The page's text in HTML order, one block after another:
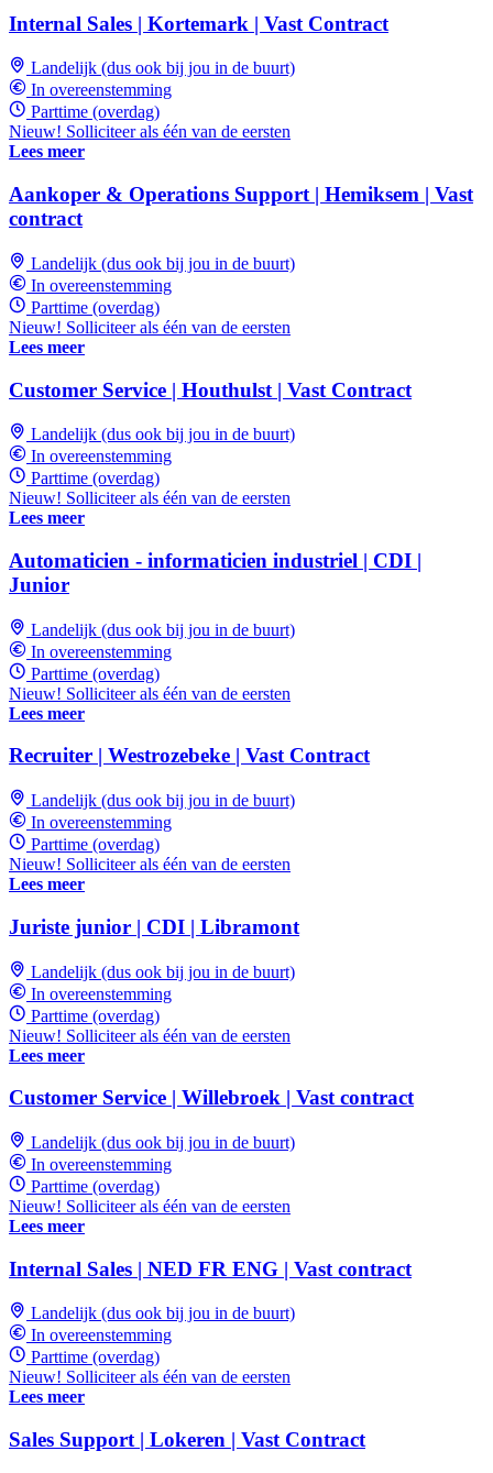
Internal Sales | Kortemark | Vast Contract
Landelijk (dus ook bij jou in de buurt)
In overeenstemming
Parttime (overdag)
Nieuw! Solliciteer als één van de eersten
Lees meer
Aankoper & Operations Support | Hemiksem | Vast
contract
Landelijk (dus ook bij jou in de buurt)
In overeenstemming
Parttime (overdag)
Nieuw! Solliciteer als één van de eersten
Lees meer
Customer Service | Houthulst | Vast Contract
Landelijk (dus ook bij jou in de buurt)
In overeenstemming
Parttime (overdag)
Nieuw! Solliciteer als één van de eersten
Lees meer
Automaticien - informaticien industriel | CDI |
Junior
Landelijk (dus ook bij jou in de buurt)
In overeenstemming
Parttime (overdag)
Nieuw! Solliciteer als één van de eersten
Lees meer
Recruiter | Westrozebeke | Vast Contract
Landelijk (dus ook bij jou in de buurt)
In overeenstemming
Parttime (overdag)
Nieuw! Solliciteer als één van de eersten
Lees meer
Juriste junior | CDI | Libramont
Landelijk (dus ook bij jou in de buurt)
In overeenstemming
Parttime (overdag)
Nieuw! Solliciteer als één van de eersten
Lees meer
Customer Service | Willebroek | Vast contract
Landelijk (dus ook bij jou in de buurt)
In overeenstemming
Parttime (overdag)
Nieuw! Solliciteer als één van de eersten
Lees meer
Internal Sales | NED FR ENG | Vast contract
Landelijk (dus ook bij jou in de buurt)
In overeenstemming
Parttime (overdag)
Nieuw! Solliciteer als één van de eersten
Lees meer
Sales Support | Lokeren | Vast Contract